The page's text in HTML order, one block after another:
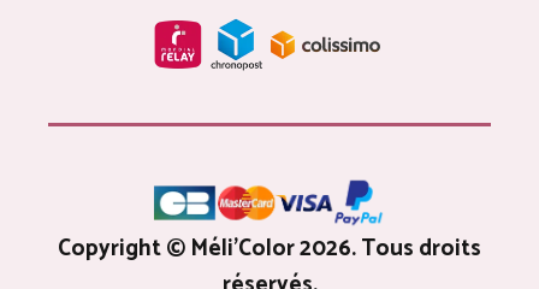
Copyright © Méli'Color 2026. Tous droits